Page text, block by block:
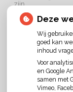
zijn
U
Deze
Wij
goed kan
inhoud
Voor
en Google
samen met
Vimeo,